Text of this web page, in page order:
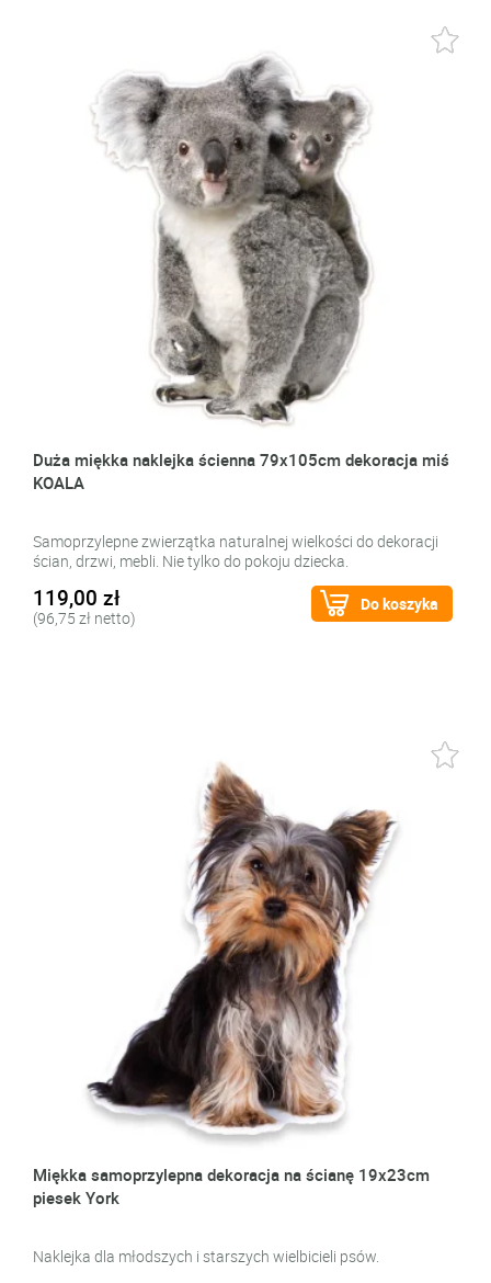
Duża miękka naklejka ścienna 79x105cm dekoracja miś
KOALA
Samoprzylepne zwierzątka naturalnej wielkości do dekoracji
ścian, drzwi, mebli. Nie tylko do pokoju dziecka.
119,00 zł
(96,75 zł netto)
Do koszyka
Miękka samoprzylepna dekoracja na ścianę 19x23cm
piesek York
Naklejka dla młodszych i starszych wielbicieli psów.